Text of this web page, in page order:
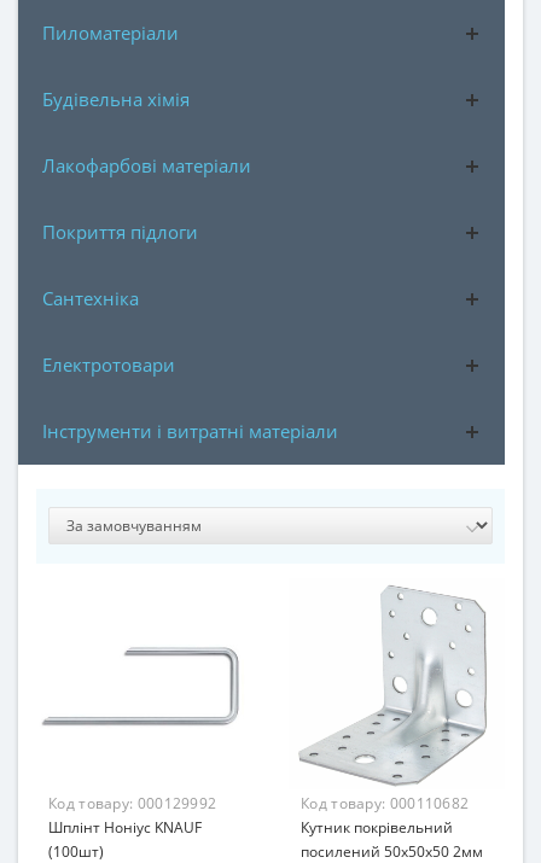
Пиломатеріали
Будівельна хімія
Лакофарбові матеріали
Покриття підлоги
Сантехніка
Електротовари
Інструменти і витратні матеріали
Код товару: 000129992
Шплінт Ноніус KNAUF
(100шт)
Код товару: 000110682
Кутник покрівельний
посилений 50х50х50 2мм